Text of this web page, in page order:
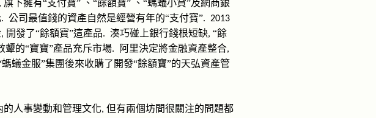
, 旗下擁有“支付寶” 、 “餘額寶” 、 “螞蟻小貸”及網商銀
. 公司最值錢的資產自然是經營有年的“支付寶”. 2013
, 開發了“餘額寶”這產品. 湊巧碰上銀行錢根短缺, “餘
顰的“寶寶”產品充斥市場. 阿里決定將金融資產整合,
螞蟻金服”集團後來收購了開發“餘額寶”的天弘資產管
的人事變動和管理文化, 但有兩個坊間很關注的問題都